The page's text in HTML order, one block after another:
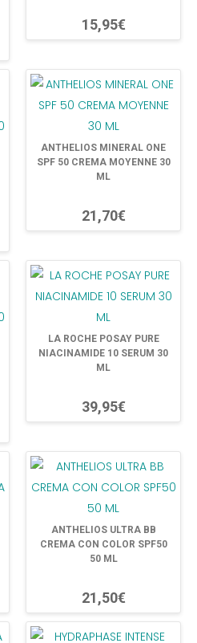
15,95€
ANTHELIOS MINERAL ONE
SPF 50 CREMA MOYENNE 30
ML
21,70€
LA ROCHE POSAY PURE
NIACINAMIDE 10 SERUM 30
ML
39,95€
ANTHELIOS ULTRA BB
CREMA CON COLOR SPF50
50 ML
21,50€